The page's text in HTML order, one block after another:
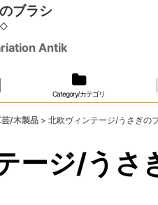
ブラシ
◇
Antik
Category/カテゴリ
/木製品 > 北欧ヴィンテージ/うさぎの
ージ/うさ